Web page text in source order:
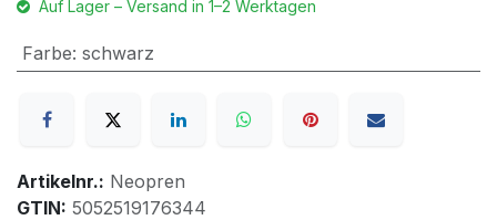
Auf Lager – Versand in 1–2 Werktagen
Farbe: schwarz
Artikelnr.: Neopren
GTIN: 5052519176344